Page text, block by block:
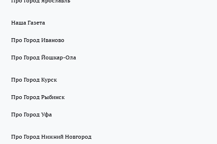
Наша Газета
Про Город Иваново
Про Город Йошкар-Ола
Про Город Курск
Про Город Рыбинск
Про Город Уфа
Про Город Нижний Новгород